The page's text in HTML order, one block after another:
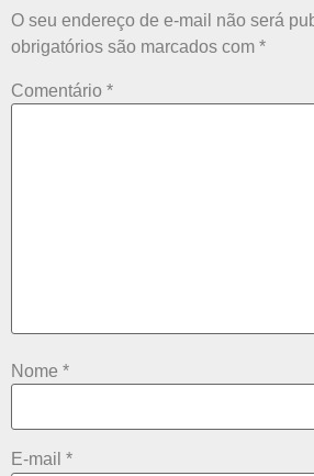
O seu endereço de e-mail não será
obrigatórios são marcados com *
Comentário *
Nome *
E-mail *